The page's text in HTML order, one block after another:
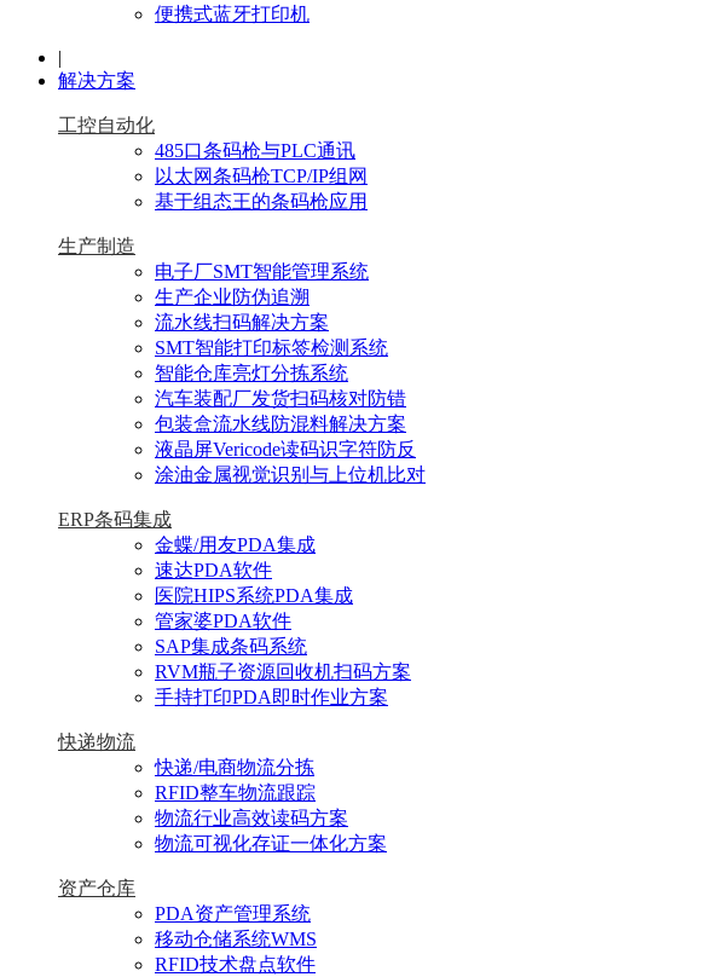
便携式蓝牙打印机
|
解决方案
工控自动化
485口条码枪与PLC通讯
以太网条码枪TCP/IP组网
基于组态王的条码枪应用
生产制造
电子厂SMT智能管理系统
生产企业防伪追溯
流水线扫码解决方案
SMT智能打印标签检测系统
智能仓库亮灯分拣系统
汽车装配厂发货扫码核对防错
包装盒流水线防混料解决方案
液晶屏Vericode读码识字符防反
涂油金属视觉识别与上位机比对
ERP条码集成
金蝶/用友PDA集成
速达PDA软件
医院HIPS系统PDA集成
管家婆PDA软件
SAP集成条码系统
RVM瓶子资源回收机扫码方案
手持打印PDA即时作业方案
快递物流
快递/电商物流分拣
RFID整车物流跟踪
物流行业高效读码方案
物流可视化存证一体化方案
资产仓库
PDA资产管理系统
移动仓储系统WMS
RFID技术盘点软件